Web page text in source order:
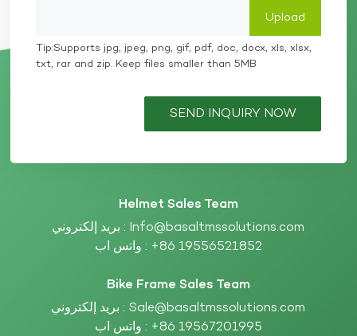
Tip:Supports jpg, jpeg, png, gif, pdf, doc, docx, xls, xlsx,
txt, rar and zip. Keep files smaller than 5MB
SEND INQUIRY NOW
Helmet Sales Team
بريد إلكتروني : Info@basaltmssolutions.com
واتس اب : +86 19556521852
Bike Frame Sales Team
بريد إلكتروني : Sale@basaltmssolutions.com
واتس اب : +86 19567201995